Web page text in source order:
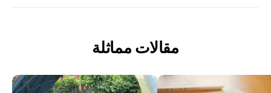
مقالات مماثلة